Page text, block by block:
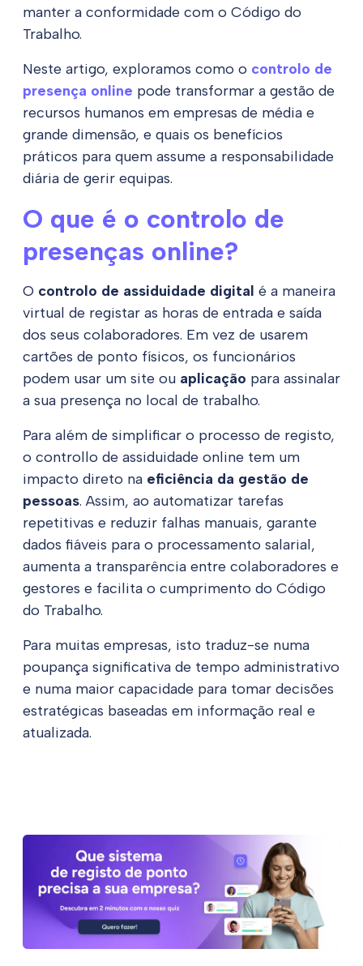
manter a conformidade com o Código do
Trabalho.
Neste artigo, exploramos como o controlo de
presença online pode transformar a gestão de
recursos humanos em empresas de média e
grande dimensão, e quais os benefícios
práticos para quem assume a responsabilidade
diária de gerir equipas.
O que é o controlo de
presenças online?
O controlo de assiduidade digital é a maneira
virtual de registar as horas de entrada e saída
dos seus colaboradores. Em vez de usarem
cartões de ponto físicos, os funcionários
podem usar um site ou aplicação para assinalar
a sua presença no local de trabalho.
Para além de simplificar o processo de registo,
o controllo de assiduidade online tem um
impacto direto na eficiência da gestão de
pessoas. Assim, ao automatizar tarefas
repetitivas e reduzir falhas manuais, garante
dados fiáveis para o processamento salarial,
aumenta a transparência entre colaboradores e
gestores e facilita o cumprimento do Código
do Trabalho.
Para muitas empresas, isto traduz-se numa
poupança significativa de tempo administrativo
e numa maior capacidade para tomar decisões
estratégicas baseadas em informação real e
atualizada.